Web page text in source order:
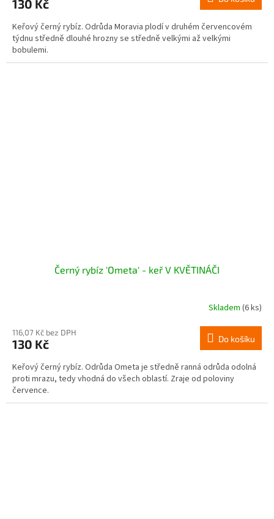
130 Kč
Keřový černý rybíz. Odrůda Moravia plodí v druhém červencovém
týdnu středně dlouhé hrozny se středně velkými až velkými
bobulemi.
Černý rybíz 'Ometa' - keř V KVĚTINÁČI
Skladem (6 ks)
116,07 Kč bez DPH
130 Kč Do košíku
Keřový černý rybíz. Odrůda Ometa je středně ranná odrůda odolná
proti mrazu, tedy vhodná do všech oblastí. Zraje od poloviny
července.